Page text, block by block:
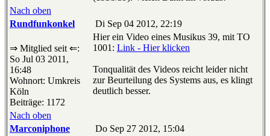
Nach oben
Rundfunkonkel
Di Sep 04 2012, 22:19
⇒ Mitglied seit ⇐:
So Jul 03 2011,
16:48
Wohnort: Umkreis
Köln
Beiträge: 1172
Hier ein Video eines Musikus 39, mit TO
1001: Link - Hier klicken
Tonqualität des Videos reicht leider nicht
zur Beurteilung des Systems aus, es klingt
deutlich besser.
Nach oben
Marconiphone
Do Sep 27 2012, 15:04